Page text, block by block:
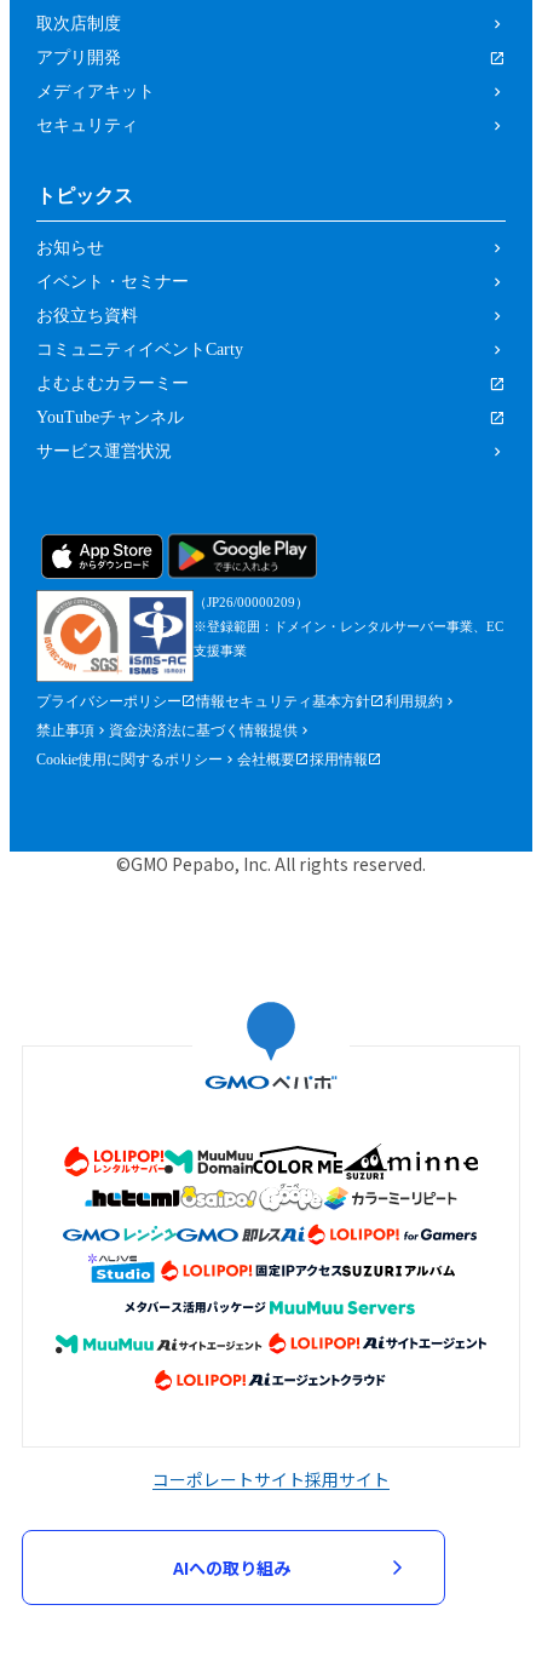
未成年者、成年被後見人、被保佐人又は
被補助人のいずれかであって、本規約に
て、法定代理人、後見人､保佐人又は補
カラーミーショップ利用規約、又は当社
の運営するサービスの利用規約に違反し
ている方又は違反するおそれがあると当
社が判断した方
前２項のため、当社は、参加者（参加の申
し込みをした者を含みます。）に対し、当
確認するための情報（法定代理人の連絡先
を含みます。）が確認できるものを含むが
これに限られません。）の提出を求めるこ
とができるものとし、参加者はこれに従う
ものとします。
第５条（参加申込）
参加申込は、当社が提供する申込専用ペー
当社は、前項に基づく参加申込について承
トの参加に関する契約（以下「参加契約」
といいます。）が成立するものとします。
当社は、申込者に対し、第１項に基づく参
合、当該審査のため必要な資料の提出を求
める場合があります。申込者は、当社から
資料の提出を求められた場合には、速やか
に指定された資料を提出するものとしま
加申込を承諾せず又は参加契約を取り消す
ことができるものとします。
偽、不正確又は誤りがあった場合
するサービスの利用停止等の処分を受け
ている場合
第３項に基づく資料の提出がない場合
取次店制度
アプリ開発
メディアキット
セキュリティ
トピックス
お知らせ
イベント・セミナー
お役立ち資料
コミュニティイベントCarty
よむよむカラーミー
YouTubeチャンネル
サービス運営状況
（JP26/00000209）
※登録範囲：ドメイン・レンタルサーバー事業、EC
支援事業
プライバシーポリシー 情報セキュリティ基本方針
利用規約
禁止事項
資金決済法に基づく情報提供
Cookie使用に関するポリシー
会社概要 採用情報
©GMO Pepabo, Inc. All rights reserved.
コーポレートサイト採用サイト
AIへの取り組み